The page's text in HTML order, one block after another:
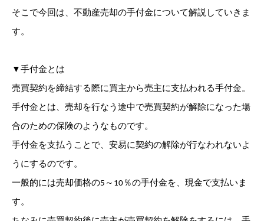
そこで今回は、不動産売却の手付金について解説していきま
す。
▼手付金とは
売買契約を締結する際に買主から売主に支払われる手付金。
手付金とは、売却を行なう途中で売買契約が解除になった場
合のための保険のようなものです。
手付金を支払うことで、安易に契約の解除が行なわれないよ
うにするのです。
一般的には売却価格の5～10％の手付金を、現金で支払いま
す。